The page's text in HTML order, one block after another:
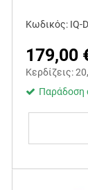
Κωδικός: IQ-
179,00
Κερδίζεις:
Παράδοση